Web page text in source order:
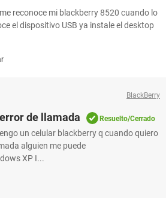
reconoce mi blackberry 8520 cuando lo
el dispositivo USB ya instale el desktop
BlackBerry
de llamada Resuelto/Cerrado
un celular blackberry q cuando quiero
alguien me puede
XP I...